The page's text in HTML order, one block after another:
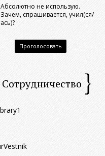
Абсолютно не использую.
Зачем, спрашивается, учил(ся/
ась)?
Проголосовать
Сотрудничество